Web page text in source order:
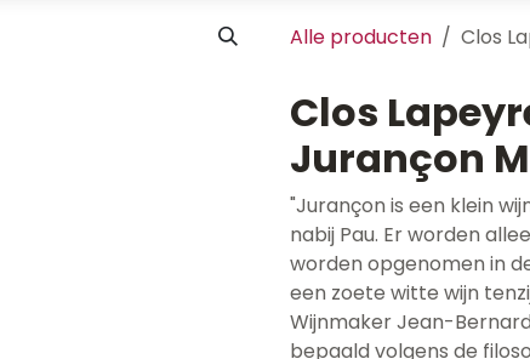
Alle producten Clos
Clos
Jurançon
"Jurançon is een klein
nabij Pau. Er worden
worden opgenomen in
een zoete witte wijn
Wijnmaker Jean-
bepaald volgens de